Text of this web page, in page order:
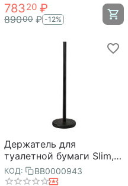
78320 ₽
89000 ₽ -12%
Держатель для
туалетной бумаги Slim,
черный, Bergenson Bjorn
Bath
КОД: BB0000943